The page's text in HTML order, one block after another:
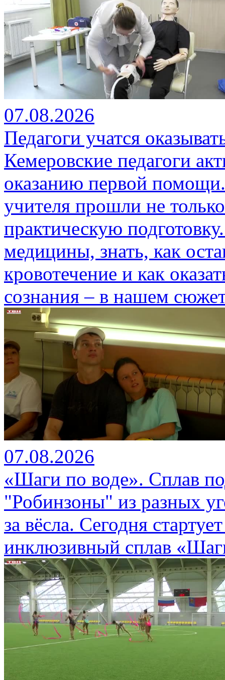
07.08.2026
Педагоги учатся
Кемеровские педагоги
оказанию первой
учителя прошли не
практическую
медицины, знать, как
кровотечение и как
сознания – в нашем
07.08.2026
«Шаги по воде». Сплав
"Робинзоны" из разных
за вёсла. Сегодня
инклюзивный сплав